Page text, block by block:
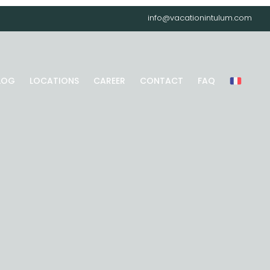
info@vacationintulum.com
LOCATIONS CAREER CONTACT FAQ